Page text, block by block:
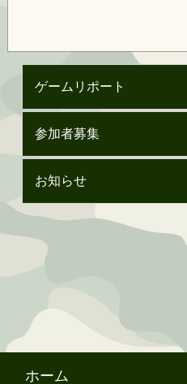
ゲームリポート
参加者募集
お知らせ
ホーム